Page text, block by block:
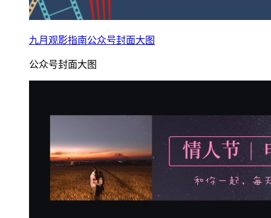
九月观影指南公众号封面大图
公众号封面大图